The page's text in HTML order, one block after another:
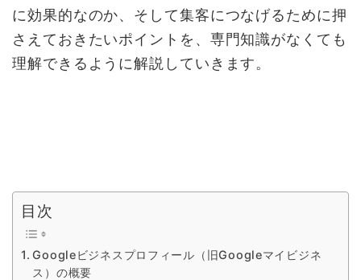
に効果的なのか、そして集客につなげるために押
さえておきたいポイントを、専門知識がなくても
理解できるように解説していきます。
目次
Googleビジネスプロフィール（旧Googleマイビジネ
ス）の概要